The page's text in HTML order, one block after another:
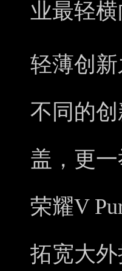
业最轻
轻薄创
不同的
盖，更
荣耀V
拓宽大